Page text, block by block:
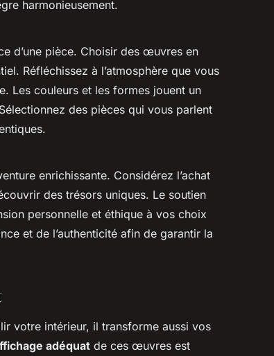
harmonieusement.
d’une pièce. Choisir des œuvres en
Réfléchissez à l’atmosphère que vous
Les couleurs et les formes jouent un
des pièces qui vous parlent
enrichissante. Considérez l’achat
des trésors uniques. Le soutien
personnelle et éthique à vos choix
et de l’authenticité afin de garantir la
votre intérieur, il transforme aussi vos
adéquat de ces œuvres est